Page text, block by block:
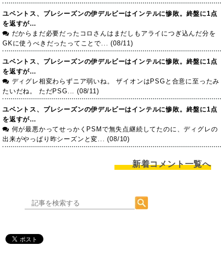
ユベントス、プレシーズンの伊デルビーはインテルに惨敗。終盤に1点
を返すが…
だからまだ必要だったコロさんはまだしもアライにつぎ込んだ分を
GKに使うべきだったってことで... (08/11)
ユベントス、プレシーズンの伊デルビーはインテルに惨敗。終盤に1点
を返すが…
ディグレ相変わらずニア弱いね。 ザイオンはPSGと合意に至ったみ
たいだね。 ただPSG... (08/11)
ユベントス、プレシーズンの伊デルビーはインテルに惨敗。終盤に1点
を返すが…
何が最悪かってせっかくPSMで無失点継続してたのに、ディグレの
出来がやっぱり昨シーズンと変... (08/10)
新着コメント一覧へ